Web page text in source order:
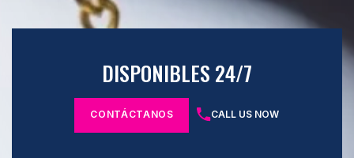
DISPONIBLES 24/7
CONTÁCTANOS CALL US NOW